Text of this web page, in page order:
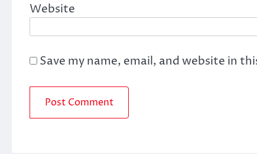
Website
Save my name, email, and website in